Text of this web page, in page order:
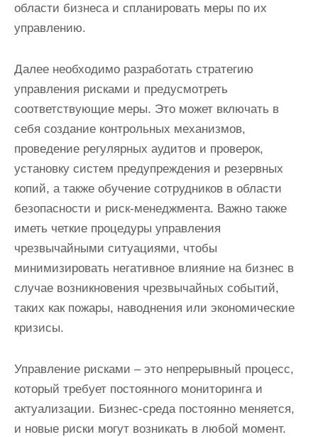
области бизнеса и спланировать меры по их
управлению.
Далее необходимо разработать стратегию
управления рисками и предусмотреть
соответствующие меры. Это может включать в
себя создание контрольных механизмов,
проведение регулярных аудитов и проверок,
установку систем предупреждения и резервных
копий, а также обучение сотрудников в области
безопасности и риск-менеджмента. Важно также
иметь четкие процедуры управления
чрезвычайными ситуациями, чтобы
минимизировать негативное влияние на бизнес в
случае возникновения чрезвычайных событий,
таких как пожары, наводнения или экономические
кризисы.
Управление рисками – это непрерывный процесс,
который требует постоянного мониторинга и
актуализации. Бизнес-среда постоянно меняется,
и новые риски могут возникать в любой момент.